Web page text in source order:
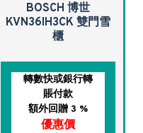
BOSCH 博世
KVN36IH3CK 雙門雪
櫃
轉數快或銀行轉
賬付款
額外回贈 3 %
優惠價